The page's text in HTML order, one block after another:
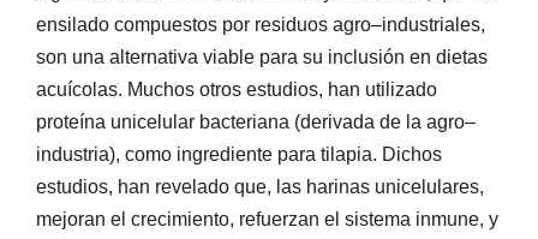
ensilado compuestos por residuos agro–industriales,
son una alternativa viable para su inclusión en dietas
acuícolas. Muchos otros estudios, han utilizado
proteína unicelular bacteriana (derivada de la agro–
industria), como ingrediente para tilapia. Dichos
estudios, han revelado que, las harinas unicelulares,
mejoran el crecimiento, refuerzan el sistema inmune, y